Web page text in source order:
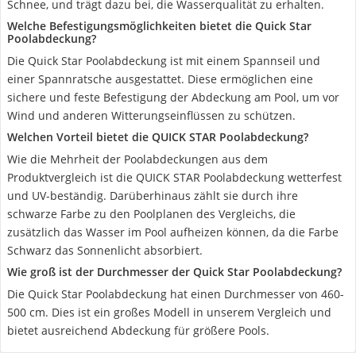
Schnee, und trägt dazu bei, die Wasserqualität zu erhalten.
Welche Befestigungsmöglichkeiten bietet die Quick Star
Poolabdeckung?
Die Quick Star Poolabdeckung ist mit einem Spannseil und
einer Spannratsche ausgestattet. Diese ermöglichen eine
sichere und feste Befestigung der Abdeckung am Pool, um vor
Wind und anderen Witterungseinflüssen zu schützen.
Welchen Vorteil bietet die QUICK STAR Poolabdeckung?
Wie die Mehrheit der Poolabdeckungen aus dem
Produktvergleich ist die QUICK STAR Poolabdeckung wetterfest
und UV-beständig. Darüberhinaus zählt sie durch ihre
schwarze Farbe zu den Poolplanen des Vergleichs, die
zusätzlich das Wasser im Pool aufheizen können, da die Farbe
Schwarz das Sonnenlicht absorbiert.
Wie groß ist der Durchmesser der Quick Star Poolabdeckung?
Die Quick Star Poolabdeckung hat einen Durchmesser von 460-
500 cm. Dies ist ein großes Modell in unserem Vergleich und
bietet ausreichend Abdeckung für größere Pools.